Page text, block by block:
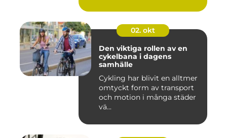
02. okt
Den viktiga rollen av en
cykelbana i dagens
samhälle
Cykling har blivit en alltmer
omtyckt form av transport
och motion i många städer
vä...